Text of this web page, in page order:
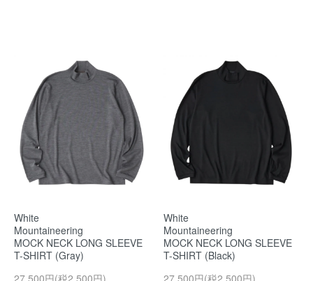
White
Mountaineering
MOCK NECK LONG SLEEVE
T-SHIRT (Gray)
White
Mountaineering
MOCK NECK LONG SLEEVE
T-SHIRT (Black)